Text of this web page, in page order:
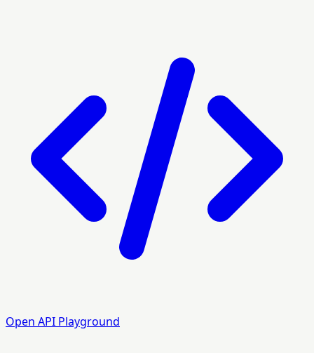
Open API Playground